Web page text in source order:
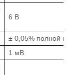
6 В
± 0,05% полной
1 мВ